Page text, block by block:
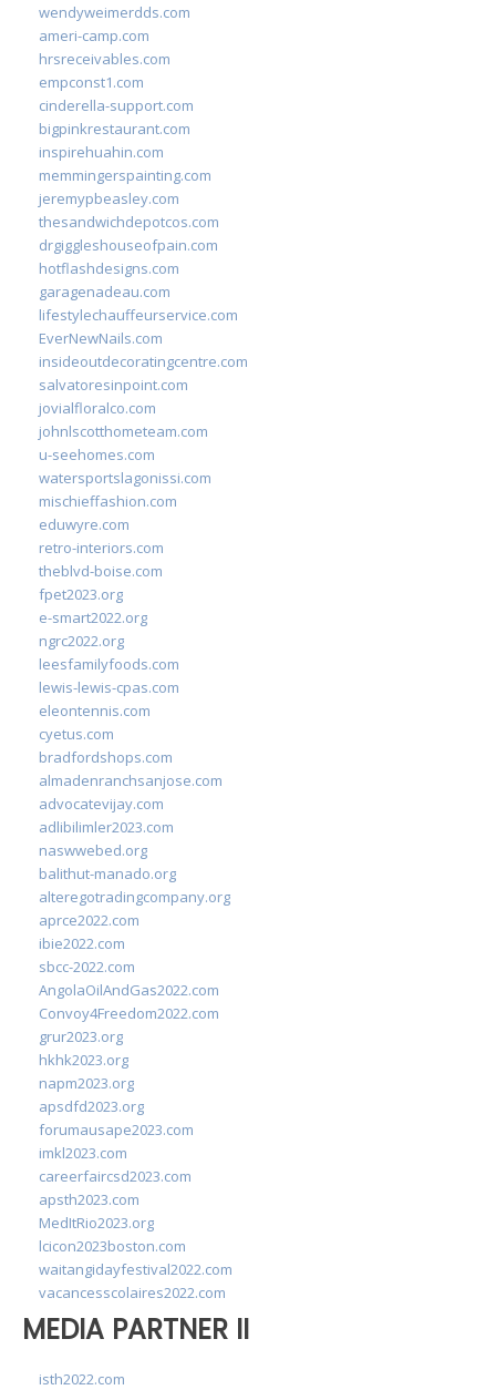
wendyweimerdds.com
ameri-camp.com
hrsreceivables.com
empconst1.com
cinderella-support.com
bigpinkrestaurant.com
inspirehuahin.com
memmingerspainting.com
jeremypbeasley.com
thesandwichdepotcos.com
drgiggleshouseofpain.com
hotflashdesigns.com
garagenadeau.com
lifestylechauffeurservice.com
EverNewNails.com
insideoutdecoratingcentre.com
salvatoresinpoint.com
jovialfloralco.com
johnlscotthometeam.com
u-seehomes.com
watersportslagonissi.com
mischieffashion.com
eduwyre.com
retro-interiors.com
theblvd-boise.com
fpet2023.org
e-smart2022.org
ngrc2022.org
leesfamilyfoods.com
lewis-lewis-cpas.com
eleontennis.com
cyetus.com
bradfordshops.com
almadenranchsanjose.com
advocatevijay.com
adlibilimler2023.com
naswwebed.org
balithut-manado.org
alteregotradingcompany.org
aprce2022.com
ibie2022.com
sbcc-2022.com
AngolaOilAndGas2022.com
Convoy4Freedom2022.com
grur2023.org
hkhk2023.org
napm2023.org
apsdfd2023.org
forumausape2023.com
imkl2023.com
careerfaircsd2023.com
apsth2023.com
MedItRio2023.org
lcicon2023boston.com
waitangidayfestival2022.com
vacancesscolaires2022.com
MEDIA PARTNER II
isth2022.com